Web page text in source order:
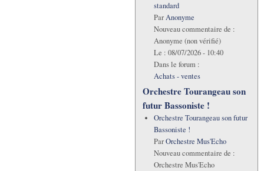
standard
ParAnonyme
Nouveau commentaire de :
Anonyme (non vérifié)
Le : 08/07/2026 - 10:40
Dans le forum :
Achats - ventes
Orchestre Tourangeau son
futur Bassoniste !
Orchestre Tourangeau son futur
Bassoniste !
ParOrchestre Mus'Echo
Nouveau commentaire de :
Orchestre Mus'Echo